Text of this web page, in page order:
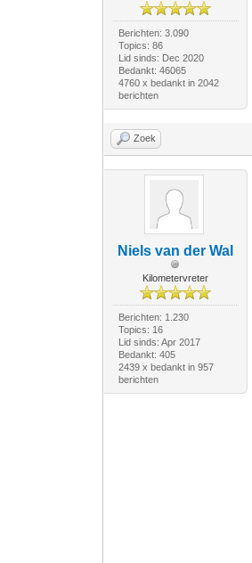
Berichten: 3.090
Topics: 86
Lid sinds: Dec 2020
Bedankt: 46065
4760 x bedankt in 2042
berichten
Zoek
Niels van der Wal
Kilometervreter
Berichten: 1.230
Topics: 16
Lid sinds: Apr 2017
Bedankt: 405
2439 x bedankt in 957
berichten